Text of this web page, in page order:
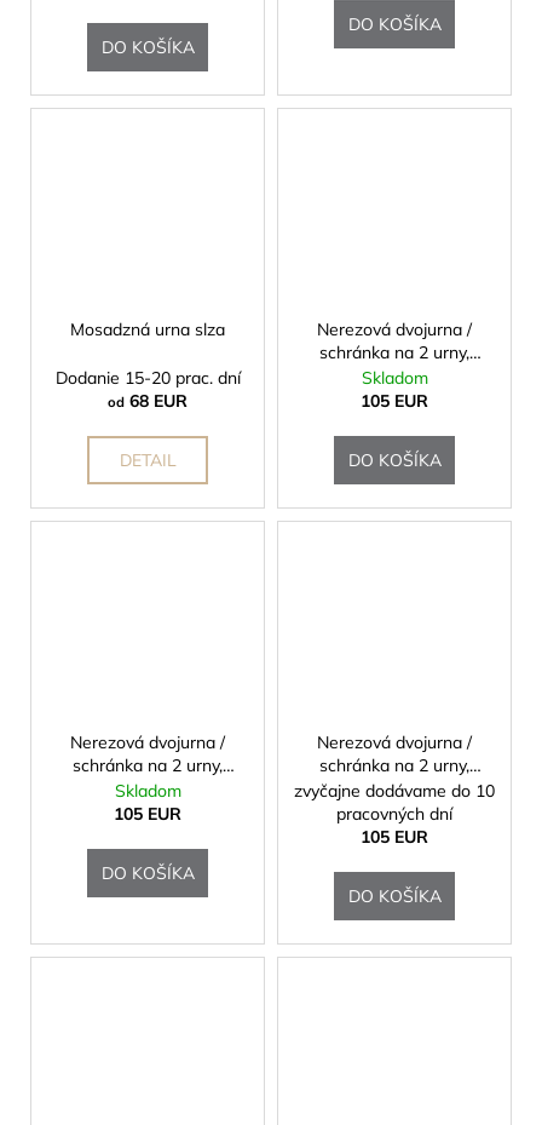
DO KOŠÍKA
DO KOŠÍKA
Mosadzná urna slza
Dodanie 15-20 prac. dní
od 68 EUR
DETAIL
Nerezová dvojurna /
schránka na 2 urny,
osemhran, medená
patina
Skladom
105 EUR
DO KOŠÍKA
Nerezová dvojurna /
schránka na 2 urny,
osemhran, strieborná
patina
Skladom
105 EUR
DO KOŠÍKA
Nerezová dvojurna /
schránka na 2 urny,
osemhranná, zlatá
patina
zvyčajne dodávame do 10
pracovných dní
105 EUR
DO KOŠÍKA